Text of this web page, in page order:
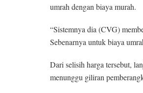
umrah dengan biaya murah.
“Sistemnya dia (CVG)
Sebenarnya untuk biaya
Dari selisih harga tersebut,
menunggu giliran